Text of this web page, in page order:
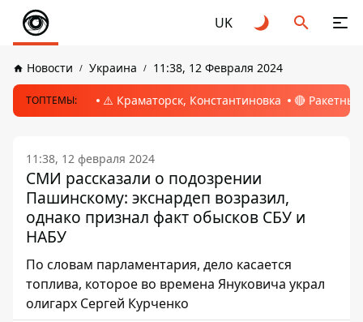
UK
Новости Украина 11:38, 12 Февраля 2024
ТОПТЕМЫ: ⚠️ Краматорск, Константиновка 🔴
11:38, 12 февраля 2024
СМИ рассказали о подозрении
Пашинскому: экснардеп возразил,
однако признал факт обысков СБУ и
НАБУ
По словам парламентария, дело касается
топлива, которое во времена Януковича украл
олигарх Сергей Курченко